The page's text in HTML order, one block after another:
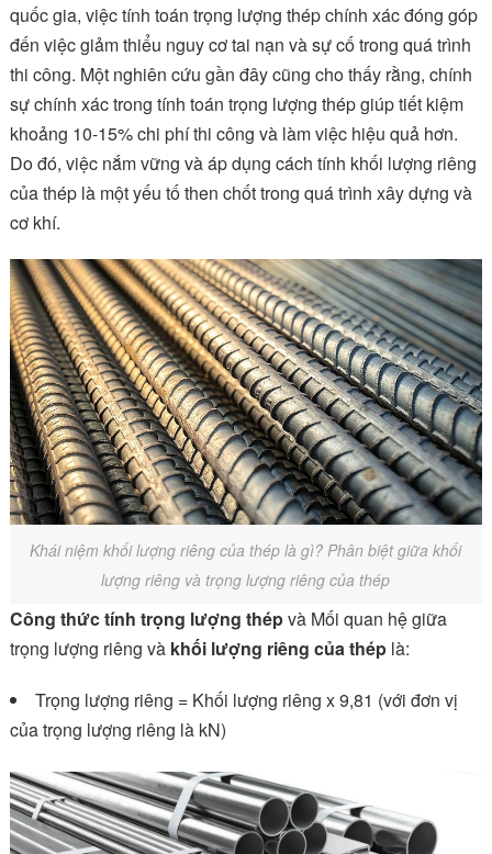
quốc gia, việc tính toán trọng lượng thép chính xác đóng góp
đến việc giảm thiểu nguy cơ tai nạn và sự cố trong quá trình
thi công. Một nghiên cứu gần đây cũng cho thấy rằng, chính
sự chính xác trong tính toán trọng lượng thép giúp tiết kiệm
khoảng 10-15% chi phí thi công và làm việc hiệu quả hơn.
Do đó, việc nắm vững và áp dụng cách tính khối lượng riêng
của thép là một yếu tố then chốt trong quá trình xây dựng và
cơ khí.
Khái niệm khối lượng riêng của thép là gì? Phân biệt giữa khối
lượng riêng và trọng lượng riêng của thép
Công thức tính trọng lượng thépvà Mối quan hệ giữa
trọng lượng riêng và khối lượng riêng của théplà:
Trọng lượng riêng = Khối lượng riêng x 9,81 (với đơn vị
của trọng lượng riêng là kN)